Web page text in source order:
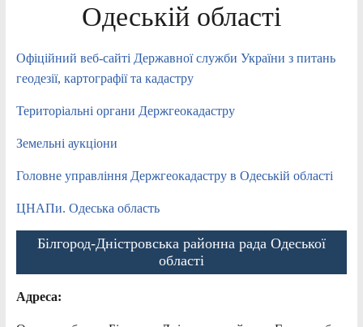
Одеській області
Офіційний веб-сайті Державної служби України з питань
геодезії, картографії та кадастру
Територіальні органи Держгеокадастру
Земельні аукціони
Головне управління Держгеокадастру в Одеській області
ЦНАПи. Одеська область
Білгород-Дністровська районна рада Одеської
області
Адреса: